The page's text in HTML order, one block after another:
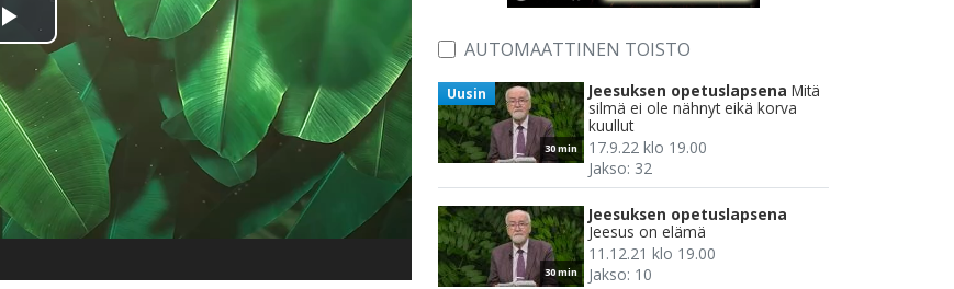
Toista
Video
AUTOMAATTINEN TOISTO
30 min
Uusin Jeesuksen opetuslapsena Mitä
silmä ei ole nähnyt eikä korva
kuullut
17.9.22 klo 19.00
Jakso: 32
30 min
Jeesuksen opetuslapsena
Jeesus on elämä
11.12.21 klo 19.00
Jakso: 10